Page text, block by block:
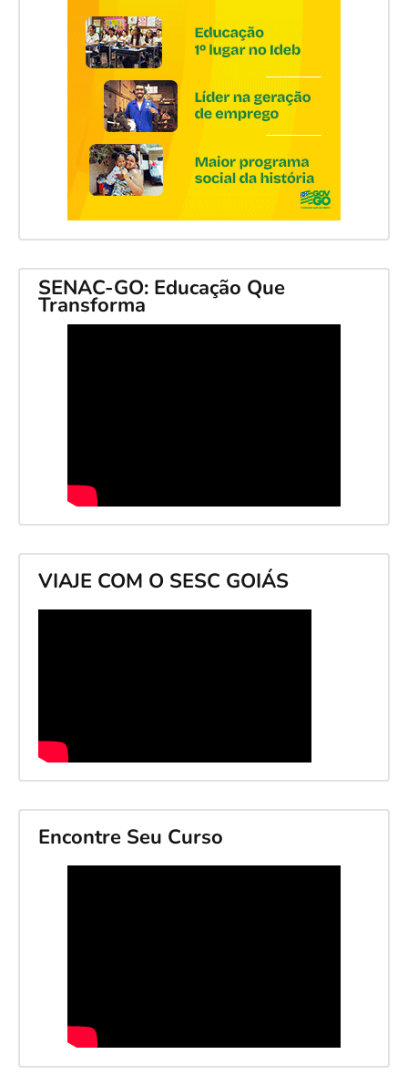
SENAC-GO: Educação Que
Transforma
VIAJE COM O SESC GOIÁS
Encontre Seu Curso